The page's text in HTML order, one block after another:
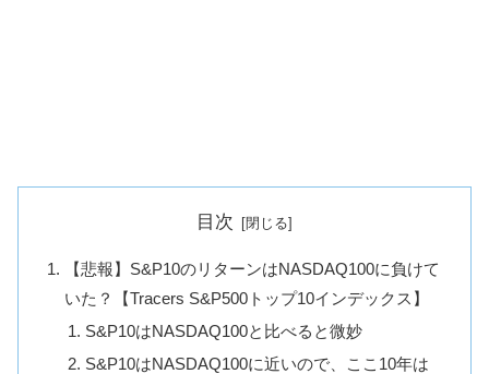
目次
【悲報】S&P10のリターンはNASDAQ100に負けて
いた？【Tracers S&P500トップ10インデックス】
S&P10はNASDAQ100と比べると微妙
S&P10はNASDAQ100に近いので、ここ10年は